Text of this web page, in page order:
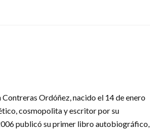
Ordóñez, nacido el 14 de enero
cosmopolita y escritor por su
publicó su primer libro autobiográfico,